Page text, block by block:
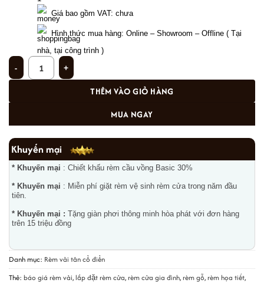
Giá bao gồm VAT: chưa
Hình thức mua hàng: Online – Showroom – Offline ( Tại
nhà, tại công trình )
Rèm vải cổ điển Hàn Quốc phòng khách nhẹ nhàng Trung Kính, Hà Nội S03
THÊM VÀO GIỎ HÀNG
MUA NGAY
Khuyến mại
* Khuyến mại : Chiết khấu rèm cầu vồng Basic 30%
* Khuyến mại : Miễn phí giặt rèm vệ sinh rèm cửa trong năm đầu
tiên.
* Khuyến mại : Tặng giàn phơi thông minh hòa phát với đơn hàng
trên 15 triệu đồng
Danh mục: Rèm vải tân cổ điển
Thẻ: báo giá rèm vải,lắp đặt rèm cửa,rèm cửa gia đình,rèm gỗ,rèm họa tiết,